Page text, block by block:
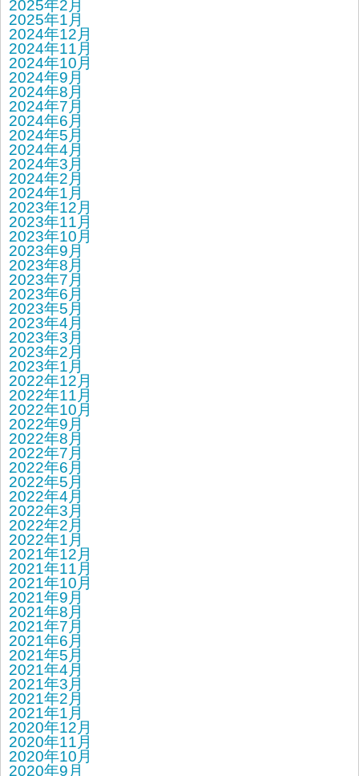
2025年2月
2025年1月
2024年12月
2024年11月
2024年10月
2024年9月
2024年8月
2024年7月
2024年6月
2024年5月
2024年4月
2024年3月
2024年2月
2024年1月
2023年12月
2023年11月
2023年10月
2023年9月
2023年8月
2023年7月
2023年6月
2023年5月
2023年4月
2023年3月
2023年2月
2023年1月
2022年12月
2022年11月
2022年10月
2022年9月
2022年8月
2022年7月
2022年6月
2022年5月
2022年4月
2022年3月
2022年2月
2022年1月
2021年12月
2021年11月
2021年10月
2021年9月
2021年8月
2021年7月
2021年6月
2021年5月
2021年4月
2021年3月
2021年2月
2021年1月
2020年12月
2020年11月
2020年10月
2020年9月